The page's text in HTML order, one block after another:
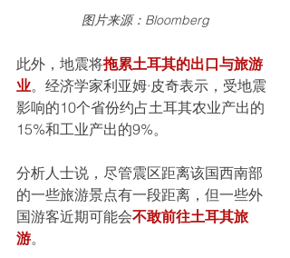
图片来源：Bloomberg
此外，地震将拖累土耳其的出口与旅游
业。经济学家利亚姆·皮奇表示，受地震
影响的10个省份约占土耳其农业产出的
15%和工业产出的9%。
分析人士说，尽管震区距离该国西南部
的一些旅游景点有一段距离，但一些外
国游客近期可能会不敢前往土耳其旅
游。